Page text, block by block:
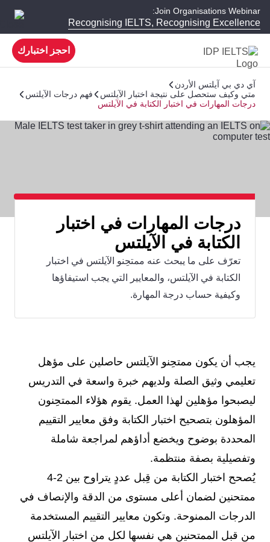
Join Organisations Webinar:
Recognising IELTS, Recognising Excellence
احجز اختبارك
آي دي بي آيلتس الأردن
متي وكيف ستحصل على نتيجة اختبار الآيلتس
فهم درجات الآيلتس
درجات المهارات في اختبار الكتابة في الآيلتس
درجات المهارات في اختبار
الكتابة في الآيلتس
تعرّف على ما يبحث عنه ممتحِنو الآيلتس في اختبار
الكتابة في الآيلتس، والمعايير التي يجب استيفاؤها
وكيفية حساب درجة المهارة.
يجب أن يكون ممتحِنو الآيلتس حاصلين على مؤهل
تعليمي وثيق الصلة ولديهم خبرة واسعة في التدريس
ليصبحوا مؤهلين لهذا العمل. يقوم هؤلاء الممتحِنون
المؤهلون بتصحيح اختبار الكتابة وفق معايير التقييم
المحددة بوضوح ويخضع أداؤهم لمراجعة شاملة
وتفصيلية بصفة منتظمة.
يُصحح اختبار الكتابة من قِبل عددٍ يتراوح بين 2-4
ممتحنين لضمان أعلى مستوى من الدقة والإنصاف في
الدرجات الممنوحة. وتكون معايير التقييم المستخدمة
من قبل الممتحنين هي نفسها لكل من اختبار الآيلتس